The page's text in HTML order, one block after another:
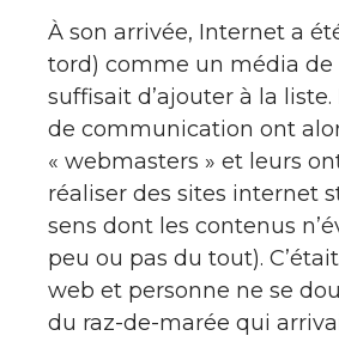
À son arrivée, Internet a
tord) comme un média de
suffisait d’ajouter à la liste.
de communication ont
« webmasters » et leurs
réaliser des sites internet
sens dont les contenus
peu ou pas du tout).
web et personne ne se
du raz-de-marée qui